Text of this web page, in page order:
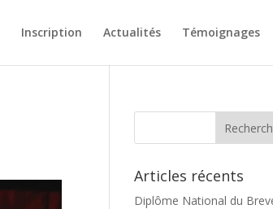
Inscription Actualités Témoignages
Articles récents
Diplôme National du